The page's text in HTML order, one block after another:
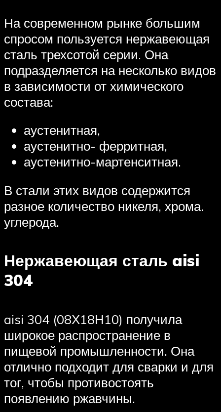
На современном рынке большим
спросом пользуется нержавеющая
сталь трехсотой серии. Она
подразделяется на несколько видов
в зависимости от химического
состава:
аустенитная,
аустенитно- ферритная,
аустенитно-мартенситная.
В стали этих видов содержится
разное количество никеля, хрома.
углерода.
Нержавеющая сталь aisi
304
aisi 304 (08Х18Н10) получила
широкое распространение в
пищевой промышленности. Она
отлично подходит для сварки и для
тог, чтобы противостоять
появлению ржавчины.